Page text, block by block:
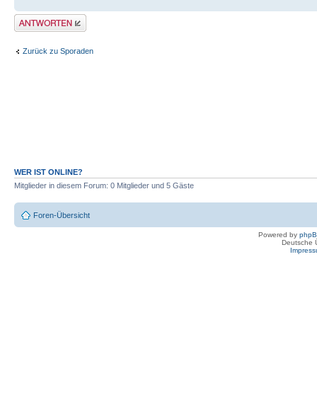
Antwort erstellen
Zurück zu Sporaden
WER IST ONLINE?
Mitglieder in diesem Forum: 0 Mitglieder und 5 Gäste
Foren-Übersicht
Powered by
Deutsche